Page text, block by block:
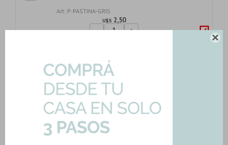

Art: P-PASTINA-GRIS
U$S 2,50
- +
Importe total:USD 45.03
Complementa tu producto con...